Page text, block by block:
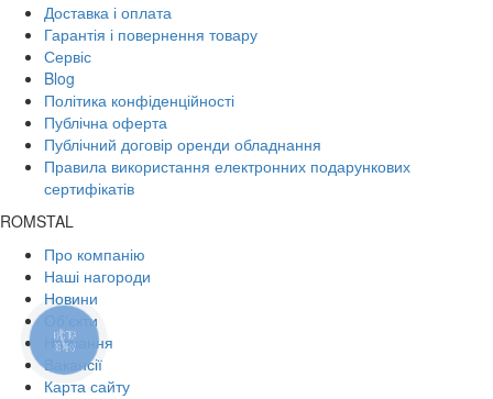
Доставка і оплата
Гарантія і повернення товару
Сервіс
Blog
Політика конфіденційності
Публічна оферта
Публічний договір оренди обладнання
Правила використання електронних подарункових
сертифікатів
ROMSTAL
Про компанію
Наші нагороди
Новини
Об'єкти
Навчання
Вакансії
Карта сайту
КНОПКА
ЗВ'ЯЗКУ